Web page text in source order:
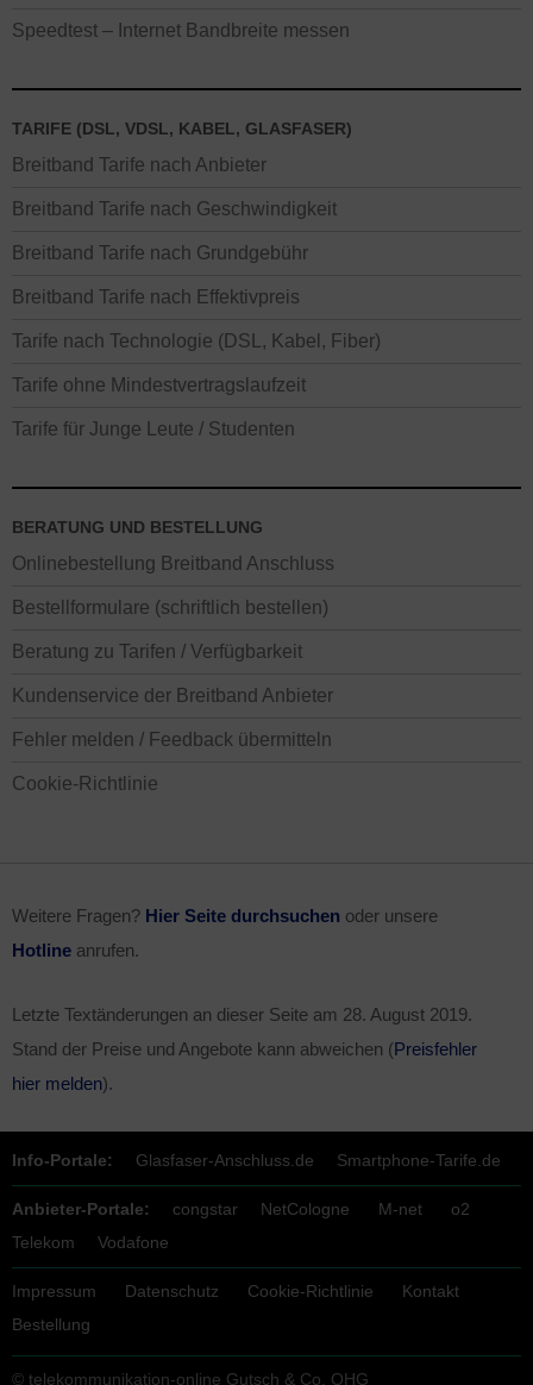
Speedtest – Internet Bandbreite messen
TARIFE (DSL, VDSL, KABEL, GLASFASER)
Breitband Tarife nach Anbieter
Breitband Tarife nach Geschwindigkeit
Breitband Tarife nach Grundgebühr
Breitband Tarife nach Effektivpreis
Tarife nach Technologie (DSL, Kabel, Fiber)
Tarife ohne Mindestvertragslaufzeit
Tarife für Junge Leute / Studenten
BERATUNG UND BESTELLUNG
Onlinebestellung Breitband Anschluss
Bestellformulare (schriftlich bestellen)
Beratung zu Tarifen / Verfügbarkeit
Kundenservice der Breitband Anbieter
Fehler melden / Feedback übermitteln
Cookie-Richtlinie
Weitere Fragen? Hier Seite durchsuchen oder unsere
Hotline anrufen.
Letzte Textänderungen an dieser Seite am 28. August 2019.
Stand der Preise und Angebote kann abweichen (Preisfehler
hier melden).
Info-Portale: Glasfaser-Anschluss.de Smartphone-Tarife.de
Anbieter-Portale: congstar NetCologne M-net
o2
Telekom
Vodafone
Impressum Datenschutz Cookie-Richtlinie
Kontakt
Bestellung
© telekommunikation-online Gutsch & Co. OHG